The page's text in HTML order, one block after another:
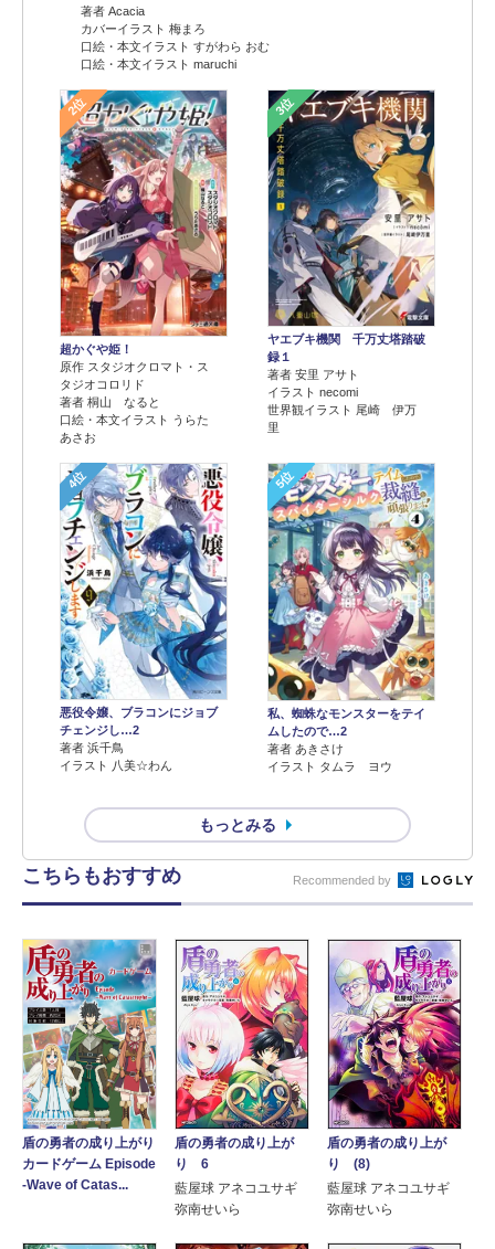
著者 Acacia
カバーイラスト 梅まろ
口絵・本文イラスト すがわら おむ
口絵・本文イラスト maruchi
2位
超かぐや姫！
原作 スタジオクロマト・ス
タジオコロリド
著者 桐山 なると
口絵・本文イラスト うらた
あさお
3位
ヤエブキ機関 千万丈塔踏破
録１
著者 安里 アサト
イラスト necomi
世界観イラスト 尾崎 伊万
里
4位
悪役令嬢、ブラコンにジョブ
チェンジし…2
著者 浜千鳥
イラスト 八美☆わん
5位
私、蜘蛛なモンスターをテイ
ムしたので…2
著者 あきさけ
イラスト タムラ ヨウ
もっとみる
こちらもおすすめ Recommended by
盾の勇者の成り上がり
カードゲーム Episode
-Wave of Catas...
盾の勇者の成り上が
り 6
藍屋球 アネコユサギ
弥南せいら
盾の勇者の成り上が
り (8)
藍屋球 アネコユサギ
弥南せいら